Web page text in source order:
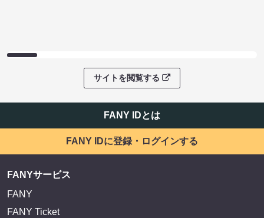
サイトを閲覧する
FANY IDとは
FANY IDに登録・ログインする
FANYサービス
FANY
FANY Ticket